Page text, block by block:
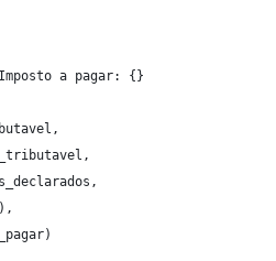
a pagar: {}